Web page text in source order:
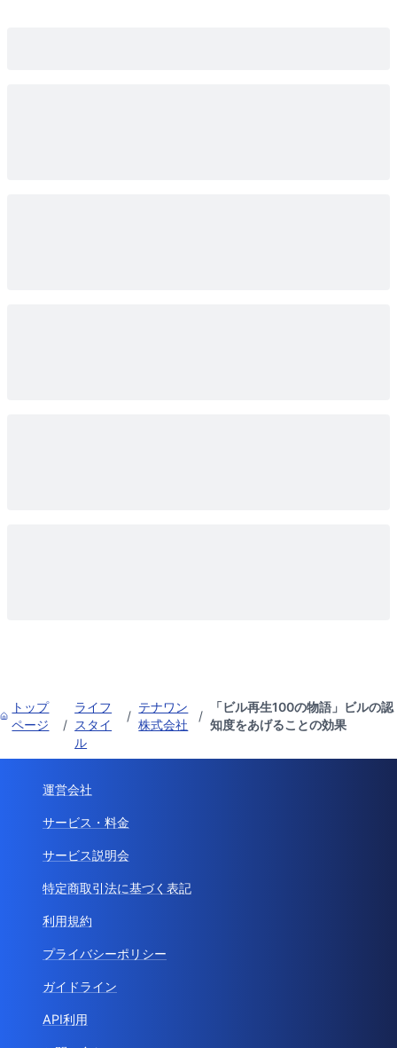
トップ
ページ
/
ライフ
スタイ
ル
/
テナワン
株式会社
/
「ビル再生100の物語」ビルの認
知度をあげることの効果
運営会社
サービス・料金
サービス説明会
特定商取引法に基づく表記
利用規約
プライバシーポリシー
ガイドライン
API利用